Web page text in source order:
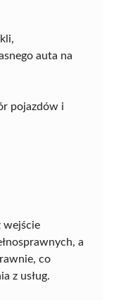
auta na
pojazdów i
wejście
a
co
z usług.